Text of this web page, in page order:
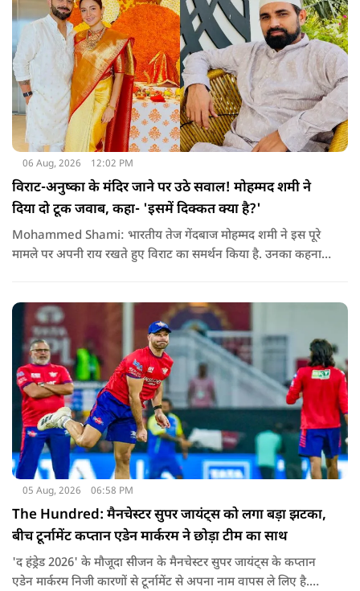
06 Aug, 2026 12:02 PM
विराट-अनुष्का के मंदिर जाने पर उठे सवाल! मोहम्मद शमी ने
दिया दो टूक जवाब, कहा- 'इसमें दिक्कत क्या है?'
Mohammed Shami: भारतीय तेज गेंदबाज मोहम्मद शमी ने इस पूरे
मामले पर अपनी राय रखते हुए विराट का समर्थन किया है. उनका कहना है
05 Aug, 2026 06:58 PM
The Hundred: मैनचेस्टर सुपर जायंट्स को लगा बड़ा झटका,
बीच टूर्नामेंट कप्तान एडेन मार्करम ने छोड़ा टीम का साथ
'द हंड्रेड 2026' के मौजूदा सीजन के मैनचेस्टर सुपर जायंट्स के कप्तान
एडेन मार्करम निजी कारणों से टूर्नामेंट से अपना नाम वापस ले लिए है.